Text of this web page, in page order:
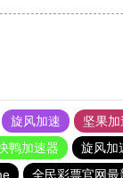
旋风加速 坚果加
鸭加速器 旋风加
全民彩票官网最